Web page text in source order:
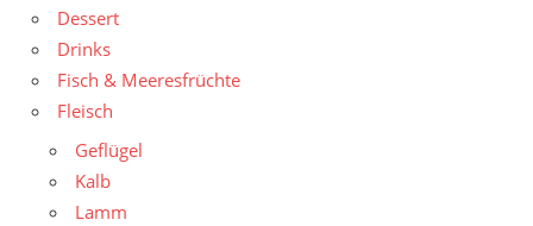
Dessert
Drinks
Fisch & Meeresfrüchte
Fleisch
Geflügel
Kalb
Lamm